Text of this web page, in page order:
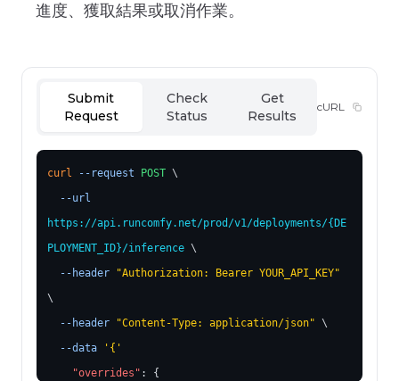
進度、獲取結果或取消作業。
Submit
Request
Check
Status
Get
Results
cURL
curl --request POST \
--url
https://api.runcomfy.net/prod/v1/deployments/{DE
PLOYMENT_ID}/inference \
--header
"Authorization: Bearer YOUR_API_KEY"
\
--header
"Content-Type: application/json" \
--data
' { '
"overrides" : {